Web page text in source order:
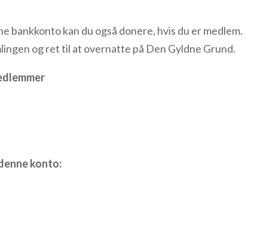
bankkonto kan du også donere, hvis du er medlem.
og ret til at overnatte på Den Gyldne Grund.
konto: